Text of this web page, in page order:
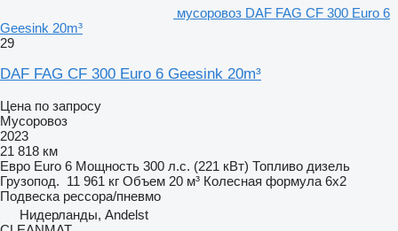
мусоровоз DAF FAG CF 300 Euro 6
Geesink 20m³
29
DAF FAG CF 300 Euro 6 Geesink 20m³
Цена по запросу
Мусоровоз
2023
21 818 км
Евро Euro 6 Мощность 300 л.с. (221 кВт) Топливо дизель
Грузопод. 11 961 кг Объем 20 м³ Колесная формула 6x2
Подвеска рессора/пневмо
Нидерланды, Andelst